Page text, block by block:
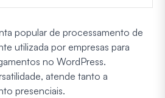
popular de processamento de
utilizada por empresas para
no WordPress.
atende tanto a
presenciais.